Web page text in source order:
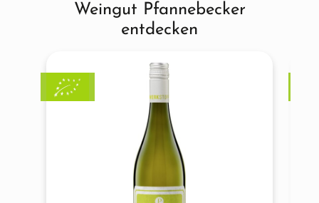
Weingut Pfannebecker
entdecken